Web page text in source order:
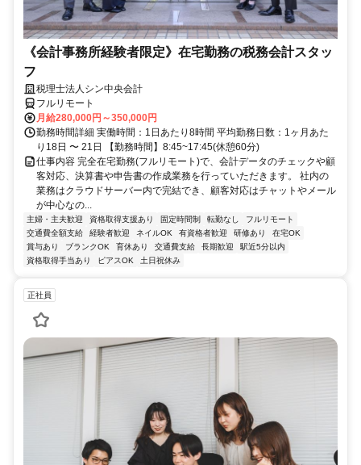
《会計事務所経験者限定》在宅勤務の税務会計スタッ
フ
税理士法人シン中央会計
フルリモート
月給280,000円～350,000円
勤務時間詳細 実働時間：1日あたり8時間 平均勤務日数：1ヶ月あた
り18日 〜 21日 【勤務時間】8:45~17:45(休憩60分)
仕事内容 完全在宅勤務(フルリモート)で、会計データのチェックや顧
客対応、決算書や申告書の作成業務を行っていただきます。 社内の
業務はクラウドサーバー内で完結でき、顧客対応はチャットやメール
が中心なの...
主婦・主夫歓迎 資格取得支援あり 固定時間制 転勤なし
フルリモート
交通費全額支給
経験者歓迎 ネイルOK 有資格者歓迎 研修あり
在宅OK
賞与あり
ブランクOK 育休あり 交通費支給 長期歓迎
駅近5分以内
資格取得手当あり
ピアスOK 土日祝休み
正社員